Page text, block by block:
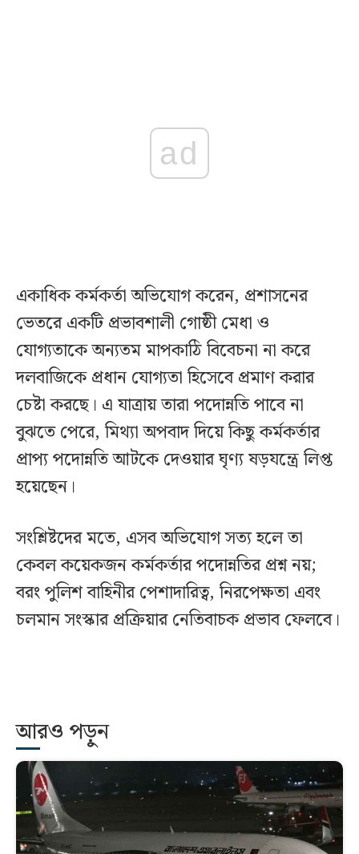
ad
একাধিক কর্মকর্তা অভিযোগ করেন, প্রশাসনের
ভেতরে একটি প্রভাবশালী গোষ্ঠী মেধা ও
যোগ্যতাকে অন্যতম মাপকাঠি বিবেচনা না করে
দলবাজিকে প্রধান যোগ্যতা হিসেবে প্রমাণ করার
চেষ্টা করছে। এ যাত্রায় তারা পদোন্নতি পাবে না
বুঝতে পেরে, মিথ্যা অপবাদ দিয়ে কিছু কর্মকর্তার
প্রাপ্য পদোন্নতি আটকে দেওয়ার ঘৃণ্য ষড়যন্ত্রে লিপ্ত
হয়েছেন।
সংশ্লিষ্টদের মতে, এসব অভিযোগ সত্য হলে তা
কেবল কয়েকজন কর্মকর্তার পদোন্নতির প্রশ্ন নয়;
বরং পুলিশ বাহিনীর পেশাদারিত্ব, নিরপেক্ষতা এবং
চলমান সংস্কার প্রক্রিয়ার নেতিবাচক প্রভাব ফেলবে।
আরও পড়ুন